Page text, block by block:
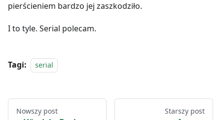
pierścieniem bardzo jej zaszkodziło.
I to tyle. Serial polecam.
Tagi: serial
Nowszy post Starszy post